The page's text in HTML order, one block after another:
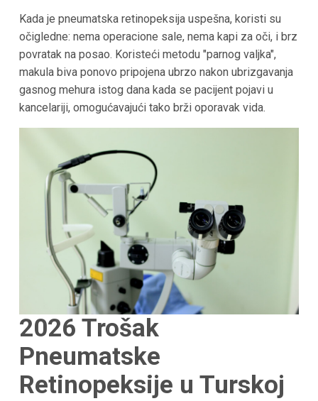
Kada je pneumatska retinopeksija uspešna, koristi su
očigledne: nema operacione sale, nema kapi za oči, i brz
povratak na posao. Koristeći metodu "parnog valjka",
makula biva ponovo pripojena ubrzo nakon ubrizgavanja
gasnog mehura istog dana kada se pacijent pojavi u
kancelariji, omogućavajući tako brži oporavak vida.
2026 Trošak
Pneumatske
Retinopeksije u Turskoj